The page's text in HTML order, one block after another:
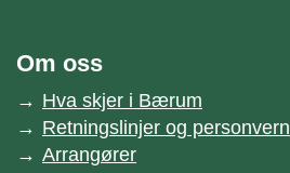
Om oss
Hva skjer i Bærum
Retningslinjer og personvern
Arrangører